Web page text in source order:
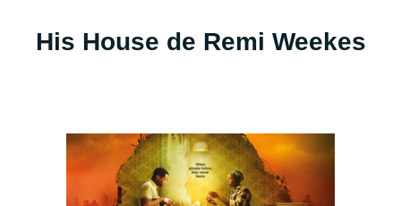
His House de Remi Weekes